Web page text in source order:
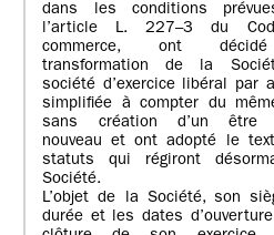
dans les conditions
l’article L. 227–3 du
commerce, ont
transformation de la
société d’exercice libéral par
simplifiée à compter du
sans création d’un être
nouveau et ont adopté le
statuts qui régiront
Société.
L’objet de la Société, son
durée et les dates